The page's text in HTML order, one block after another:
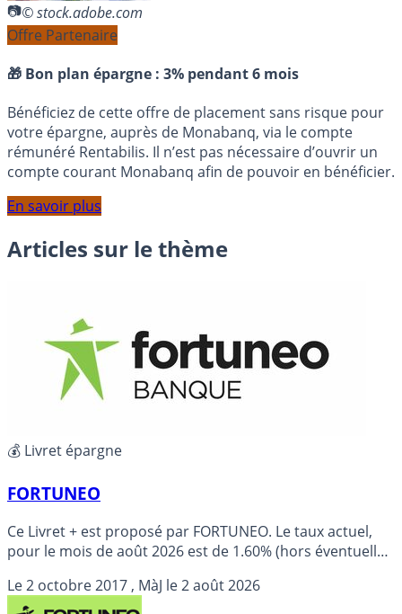
© stock.adobe.com
Offre Partenaire
🎁 Bon plan épargne : 3% pendant 6 mois
Bénéficiez de cette offre de placement sans risque pour
votre épargne, auprès de Monabanq, via le compte
rémunéré Rentabilis. Il n’est pas nécessaire d’ouvrir un
compte courant Monabanq afin de pouvoir en bénéficier.
En savoir plus
Articles sur le thème
💰 Livret épargne
FORTUNEO
Ce Livret + est proposé par FORTUNEO. Le taux actuel,
pour le mois de août 2026 est de 1.60% (hors éventuelle
Le2 octobre 2017 , MàJ le2 août 2026